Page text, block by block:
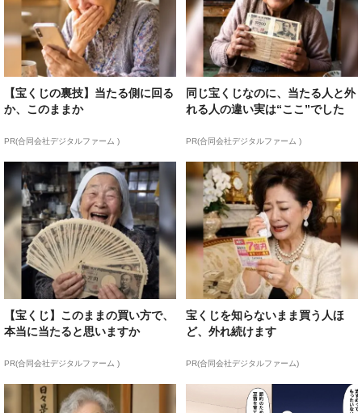
【宝くじの裏技】当たる側に回る
か、このままか
PR(合同会社デジタルファーム )
同じ宝くじなのに、当たる人と外
れる人の違い実は“ここ”でした
PR(合同会社デジタルファーム )
【宝くじ】このままの買い方で、
本当に当たると思いますか
PR(合同会社デジタルファーム )
宝くじを知らないまま買う人ほ
ど、外れ続けます
PR(合同会社デジタルファーム)